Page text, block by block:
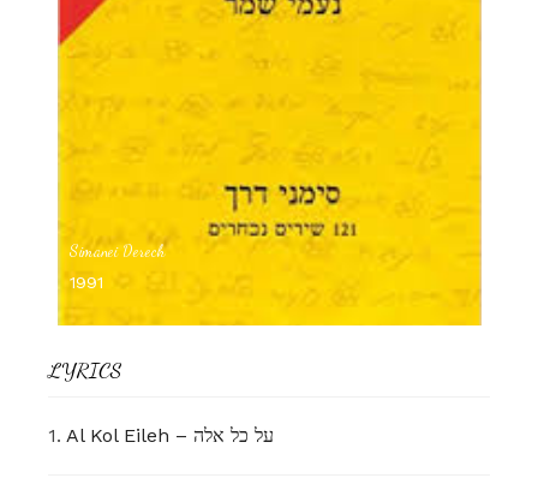
Simanei Derech
1991
LYRICS
1. Al Kol Eileh – על כל אלה